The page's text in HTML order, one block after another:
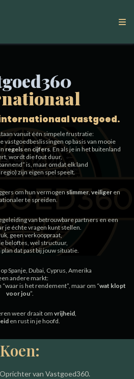
vastgoed.
vanuit één simpele frustratie:
vastgoedbeslissingen op basis van mooie
regels en cijfers. En als je in het buitenland
wordt die fout duur,
is, maar omdat elk land
zijn eigen spel speelt.
om hun vermogen slimmer, veiliger en
te spreiden.
van betrouwbare partners en een
je échte vragen kunt stellen.
geen verkooppraat,
beloftes, wel structuur,
dat past bij jouw situatie.
Spanje, Dubai, Cyprus, Amerika
andere markt:
is het rendement”, maar om “wat klopt
voor jou”.
weer draait om vrijheid,
en rust in je hoofd.
Koen:
van Vastgoed360.